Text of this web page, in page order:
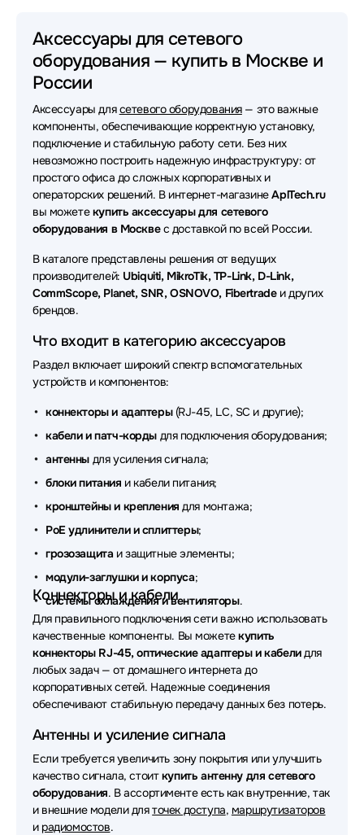
Аксессуары для сетевого оборудования HPE
Аксессуары для сетевого оборудования ATEN
Аксессуары для сетевого оборудования Ruijie
Аксессуары для сетевого оборудования Extreme
Аксессуары для сетевого оборудования Juniper
Аксессуары для сетевого оборудования Fibertrade
Аксессуары для сетевого оборудования SNR
Аксессуары для сетевого оборудования H3C
Аксессуары для сетевого оборудования Mellanox
Аксессуары для сетевого оборудования TP-Link
Аксессуары для сетевого оборудования LR-Link
Аксессуары для сетевого оборудования Planet
Аксессуары для сетевого оборудования OSNOVO
Аксессуары для сетевого оборудования
ADVANTECH
Аксессуары для сетевого оборудования Origo
Аксессуары для сетевого оборудования Supermicro
Аксессуары для сетевого оборудования Fibo
Аксессуары для сетевого оборудования
WYRESTORM
Аксессуары для сетевого оборудования Триколор
Аксессуары для сетевого оборудования Lonte
Technology
Аксессуары для сетевого оборудования Zyxel
Аксессуары для сетевого оборудования PowerTone
Аксессуары для сетевого
оборудования — купить в Москве и
России
Аксессуары длясетевого оборудования— это важные
компоненты, обеспечивающие корректную установку,
подключение и стабильную работу сети. Без них
невозможно построить надежную инфраструктуру: от
простого офиса до сложных корпоративных и
операторских решений. В интернет-магазинеAplTech.ru
вы можетекупить аксессуары для сетевого
оборудования в Москвес доставкой по всей России.
В каталоге представлены решения от ведущих
производителей: Ubiquiti, MikroTik, TP-Link, D-Link,
CommScope, Planet, SNR, OSNOVO, Fibertradeи других
брендов.
Что входит в категорию аксессуаров
Раздел включает широкий спектр вспомогательных
устройств и компонентов:
коннекторы и адаптеры(RJ-45, LC, SC и другие);
кабели и патч-корды для подключения оборудования;
антенны для усиления сигнала;
блоки питания и кабели питания;
кронштейны и крепления для монтажа;
PoE удлинители и сплиттеры;
грозозащита и защитные элементы;
модули-заглушки и корпуса;
системы охлаждения и вентиляторы.
Коннекторы и кабели
Для правильного подключения сети важно использовать
качественные компоненты. Вы можетекупить
коннекторы RJ-45, оптические адаптеры и кабелидля
любых задач — от домашнего интернета до
корпоративных сетей. Надежные соединения
обеспечивают стабильную передачу данных без потерь.
Антенны и усиление сигнала
Если требуется увеличить зону покрытия или улучшить
качество сигнала, стоиткупить антенну для сетевого
оборудования. В ассортименте есть как внутренние, так
и внешние модели дляточек доступа, маршрутизаторов
и радиомостов.